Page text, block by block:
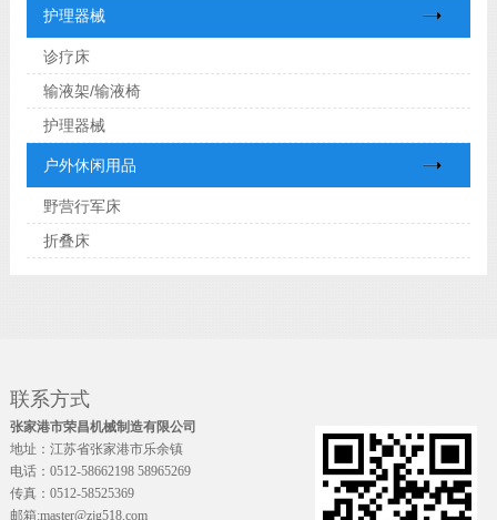
护理器械
诊疗床
输液架/输液椅
护理器械
户外休闲用品
野营行军床
折叠床
联系方式
张家港市荣昌机械制造有限公司
地址：江苏省张家港市乐余镇
电话：0512-58662198 58965269
传真：0512-58525369
邮箱:master@zjg518.com